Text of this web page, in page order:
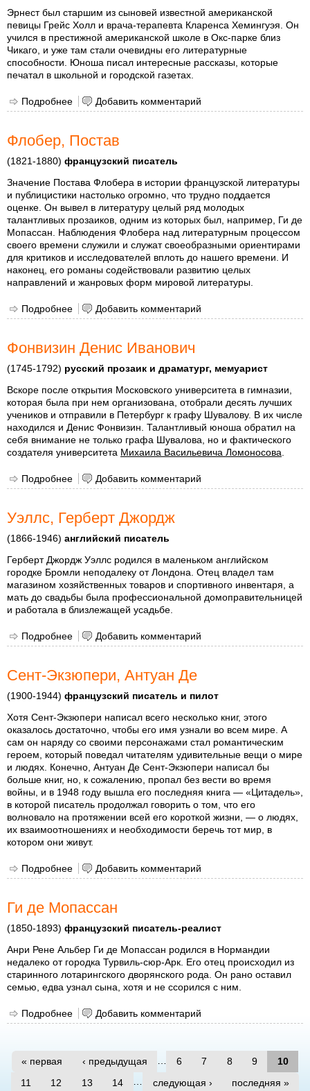
Эрнест был старшим из сыновей известной американской
певицы Грейс Холл и врача-терапевта Кларенса Хемингуэя. Он
учился в престижной американской школе в Окс-парке близ
Чикаго, и уже там стали очевидны его литературные
способности. Юноша писал интересные рассказы, которые
печатал в школьной и городской газетах.
Подробнее о Хемингуэй, Эрнест Миллер
Добавить комментарий
Флобер, Постав
(1821-1880) французский писатель
Значение Постава Флобера в истории французской литературы
и публицистики настолько огромно, что трудно поддается
оценке. Он вывел в литературу целый ряд молодых
талантливых прозаиков, одним из которых был, например, Ги де
Мопассан. Наблюдения Флобера над литературным процессом
своего времени служили и служат своеобразными ориентирами
для критиков и исследователей вплоть до нашего времени. И
наконец, его романы содействовали развитию целых
направлений и жанровых форм мировой литературы.
Подробнее о Флобер, Постав
Добавить комментарий
Фонвизин Денис Иванович
(1745-1792) русский прозаик и драматург, мемуарист
Вскоре после открытия Московского университета в гимназии,
которая была при нем организована, отобрали десять лучших
учеников и отправили в Петербург к графу Шувалову. В их числе
находился и Денис Фонвизин. Талантливый юноша обратил на
себя внимание не только графа Шувалова, но и фактического
создателя университета Михаила Васильевича Ломоносова
Подробнее о Фонвизин Денис Иванович
Добавить комментарий
Уэллс, Герберт Джордж
(1866-1946) английский писатель
Герберт Джордж Уэллс родился в маленьком английском
городке Бромли неподалеку от Лондона. Отец владел там
магазином хозяйственных товаров и спортивного инвентаря, а
мать до свадьбы была профессиональной домоправительницей
и работала в близлежащей усадьбе.
Подробнее о Уэллс, Герберт Джордж
Добавить комментарий
Сент-Экзюпери, Антуан Де
(1900-1944) французский писатель и пилот
Хотя Сент-Экзюпери написал всего несколько книг, этого
оказалось достаточно, чтобы его имя узнали во всем мире. А
сам он наряду со своими персонажами стал романтическим
героем, который поведал читателям удивительные вещи о мире
и людях. Конечно, Антуан Де Сент-Экзюпери написал бы
больше книг, но, к сожалению, пропал без вести во время
войны, и в 1948 году вышла его последняя книга — «Цитадель»,
в которой писатель продолжал говорить о том, что его
волновало на протяжении всей его короткой жизни, — о людях,
их взаимоотношениях и необходимости беречь тот мир, в
котором они живут.
Подробнее о Сент-Экзюпери, Антуан Де
Добавить комментарий
Ги де Мопассан
(1850-1893) французский писатель-реалист
Анри Рене Альбер Ги де Мопассан родился в Нормандии
недалеко от городка Турвиль-сюр-Арк. Его отец происходил из
старинного лотарингского дворянского рода. Он рано оставил
семью, едва узнал сына, хотя и не ссорился с ним.
Подробнее о Ги де Мопассан
Добавить комментарий
Страницы
« первая ‹ предыдущая 6 7 8 9
10
11
12 13 14 … следующая › последняя »